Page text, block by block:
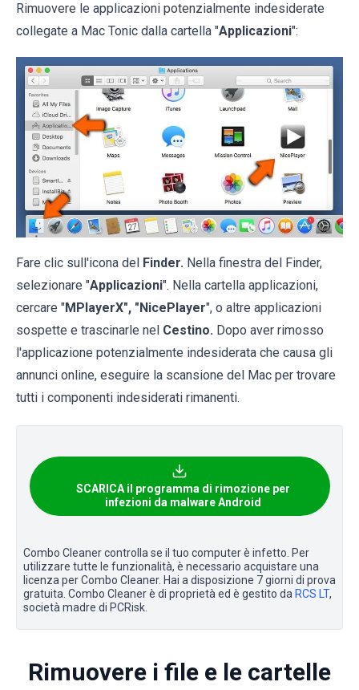
Rimuovere le applicazioni potenzialmente indesiderate
collegate a Mac Tonic dalla cartella "Applicazioni":
Fare clic sull'icona del Finder. Nella finestra del Finder,
selezionare "Applicazioni". Nella cartella applicazioni,
cercare "MPlayerX", "NicePlayer", o altre applicazioni
sospette e trascinarle nel Cestino. Dopo aver rimosso
l'applicazione potenzialmente indesiderata che causa gli
annunci online, eseguire la scansione del Mac per trovare
tutti i componenti indesiderati rimanenti.
SCARICA il programma di rimozione per
infezioni da malware Android
Combo Cleaner controlla se il tuo computer è infetto. Per
utilizzare tutte le funzionalità, è necessario acquistare una
licenza per Combo Cleaner. Hai a disposizione 7 giorni di prova
gratuita. Combo Cleaner è di proprietà ed è gestito da RCS LT,
società madre di PCRisk.
Rimuovere i file e le cartelle